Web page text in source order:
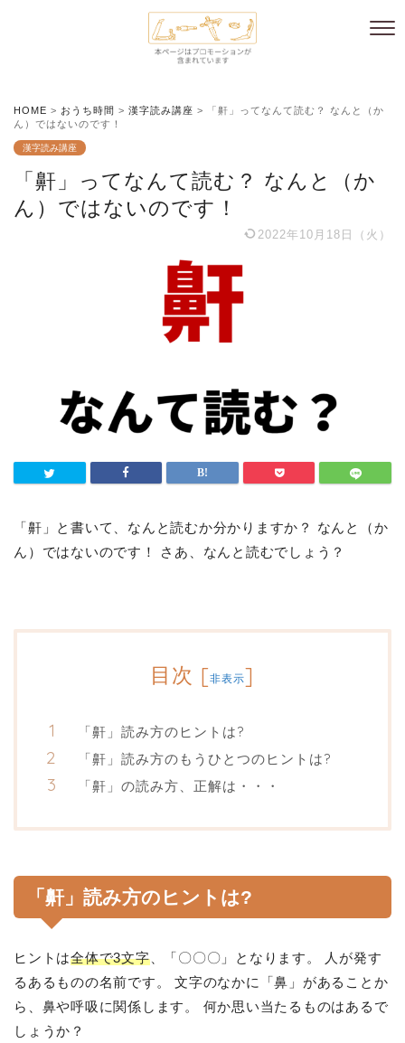
HOME > おうち時間 > 漢字読み講座 >
「鼾」ってなんて読む？ なんと（か
ん）ではないのです！
漢字読み講座
「鼾」ってなんて読む？ なんと（か
ん）ではないのです！
2022年10月18日（火）
「鼾」と書いて、なんと読むか分かりますか？ なんと（か
ん）ではないのです！ さあ、なんと読むでしょう？
目次 [非表示]
「鼾」読み方のヒントは?
「鼾」読み方のもうひとつのヒントは?
「鼾」の読み方、正解は・・・
「鼾」読み方のヒントは?
ヒントは全体で3文字、「〇〇〇」となります。 人が発す
るあるものの名前です。 文字のなかに「鼻」があることか
ら、鼻や呼吸に関係します。 何か思い当たるものはあるで
しょうか？